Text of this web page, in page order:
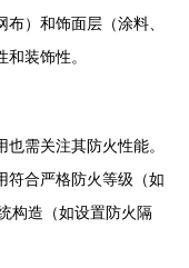
）和饰面层（涂料、
装饰性。
需关注其防火性能。
符合严格防火等级（如
构造（如设置防火隔